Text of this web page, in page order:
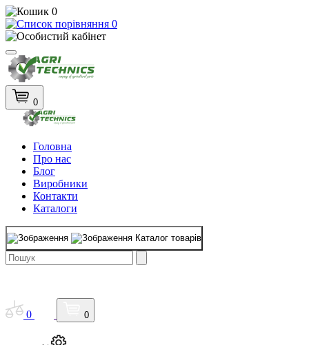
0
0
0
Головна
Про нас
Блог
Виробники
Контакти
Каталоги
Каталог товарів
0 0